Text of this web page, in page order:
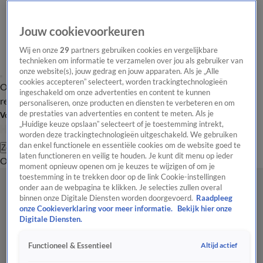
Overzicht Laatste nieuws Regionieuws Het beste van Hart
Tip de
redactie
Volg Hart van Nederland
Zoeken
OverzichtRegioUitzendingenWeerTip de redactiePanelVideo's
Jouw cookievoorkeuren
Wij en onze29 partners gebruiken cookies en vergelijkbare
technieken om informatie te verzamelen over jou als gebruiker van
onze website(s), jouw gedrag en jouw apparaten. Als je „Alle
cookies accepteren” selecteert, worden trackingtechnologieën
ingeschakeld om onze advertenties en content te kunnen
personaliseren, onze producten en diensten te verbeteren en om
de prestaties van advertenties en content te meten. Als je
„Huidige keuze opslaan” selecteert of je toestemming intrekt,
worden deze trackingtechnologieën uitgeschakeld. We gebruiken
dan enkel functionele en essentiële cookies om de website goed te
laten functioneren en veilig te houden. Je kunt dit menu op ieder
moment opnieuw openen om je keuzes te wijzigen of om je
toestemming in te trekken door op de link Cookie-instellingen
onder aan de webpagina te klikken. Je selecties zullen overal
binnen onze Digitale Diensten worden doorgevoerd. Raadpleeg
onze Cookieverklaring voor meer informatie.
Bekijk hier onze
Digitale Diensten.
Functioneel & Essentieel Altijd actief